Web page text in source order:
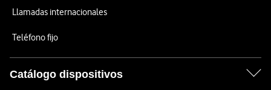
Llamadas internacionales
Teléfono fijo
Catálogo dispositivos